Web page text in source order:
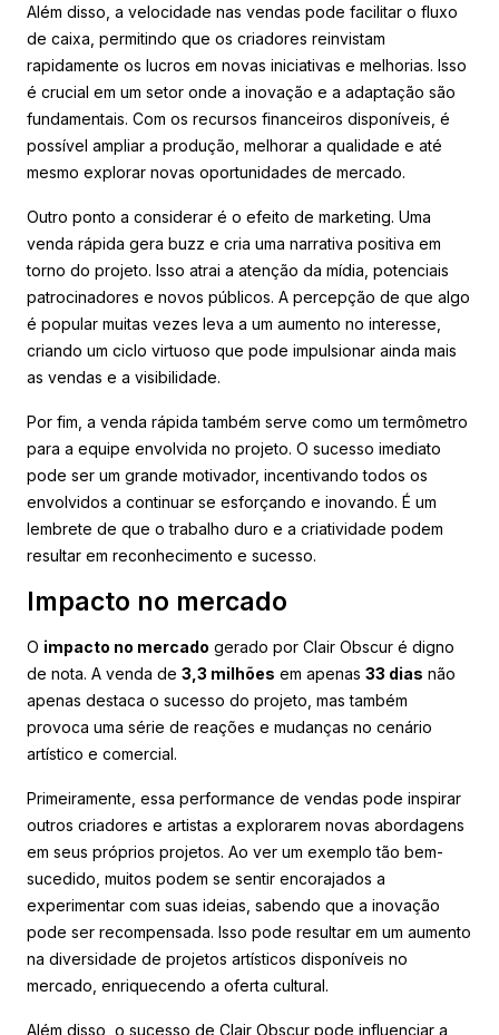
Além disso, a velocidade nas vendas pode facilitar o fluxo
de caixa, permitindo que os criadores reinvistam
rapidamente os lucros em novas iniciativas e melhorias. Isso
é crucial em um setor onde a inovação e a adaptação são
fundamentais. Com os recursos financeiros disponíveis, é
possível ampliar a produção, melhorar a qualidade e até
mesmo explorar novas oportunidades de mercado.
Outro ponto a considerar é o efeito de marketing. Uma
venda rápida gera buzz e cria uma narrativa positiva em
torno do projeto. Isso atrai a atenção da mídia, potenciais
patrocinadores e novos públicos. A percepção de que algo
é popular muitas vezes leva a um aumento no interesse,
criando um ciclo virtuoso que pode impulsionar ainda mais
as vendas e a visibilidade.
Por fim, a venda rápida também serve como um termômetro
para a equipe envolvida no projeto. O sucesso imediato
pode ser um grande motivador, incentivando todos os
envolvidos a continuar se esforçando e inovando. É um
lembrete de que o trabalho duro e a criatividade podem
resultar em reconhecimento e sucesso.
Impacto no mercado
O impacto no mercado gerado por Clair Obscur é digno
de nota. A venda de 3,3 milhões em apenas 33 dias não
apenas destaca o sucesso do projeto, mas também
provoca uma série de reações e mudanças no cenário
artístico e comercial.
Primeiramente, essa performance de vendas pode inspirar
outros criadores e artistas a explorarem novas abordagens
em seus próprios projetos. Ao ver um exemplo tão bem-
sucedido, muitos podem se sentir encorajados a
experimentar com suas ideias, sabendo que a inovação
pode ser recompensada. Isso pode resultar em um aumento
na diversidade de projetos artísticos disponíveis no
mercado, enriquecendo a oferta cultural.
Além disso, o sucesso de Clair Obscur pode influenciar a